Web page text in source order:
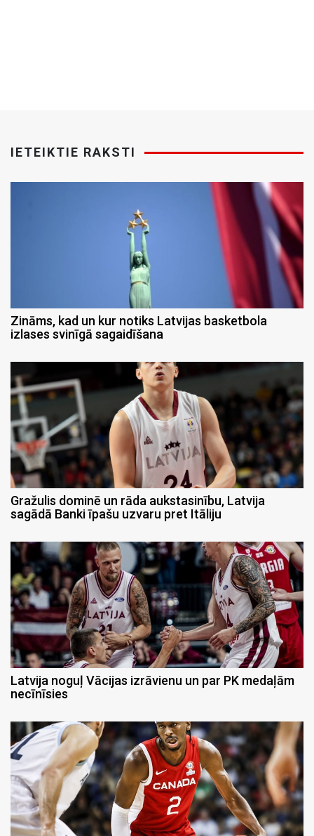
IETEIKTIE RAKSTI
Zināms, kad un kur notiks Latvijas basketbola
izlases svinīgā sagaidīšana
Gražulis dominē un rāda aukstasinību, Latvija
sagādā Banki īpašu uzvaru pret Itāliju
Latvija noguļ Vācijas izrāvienu un par PK medaļām
necīnīsies